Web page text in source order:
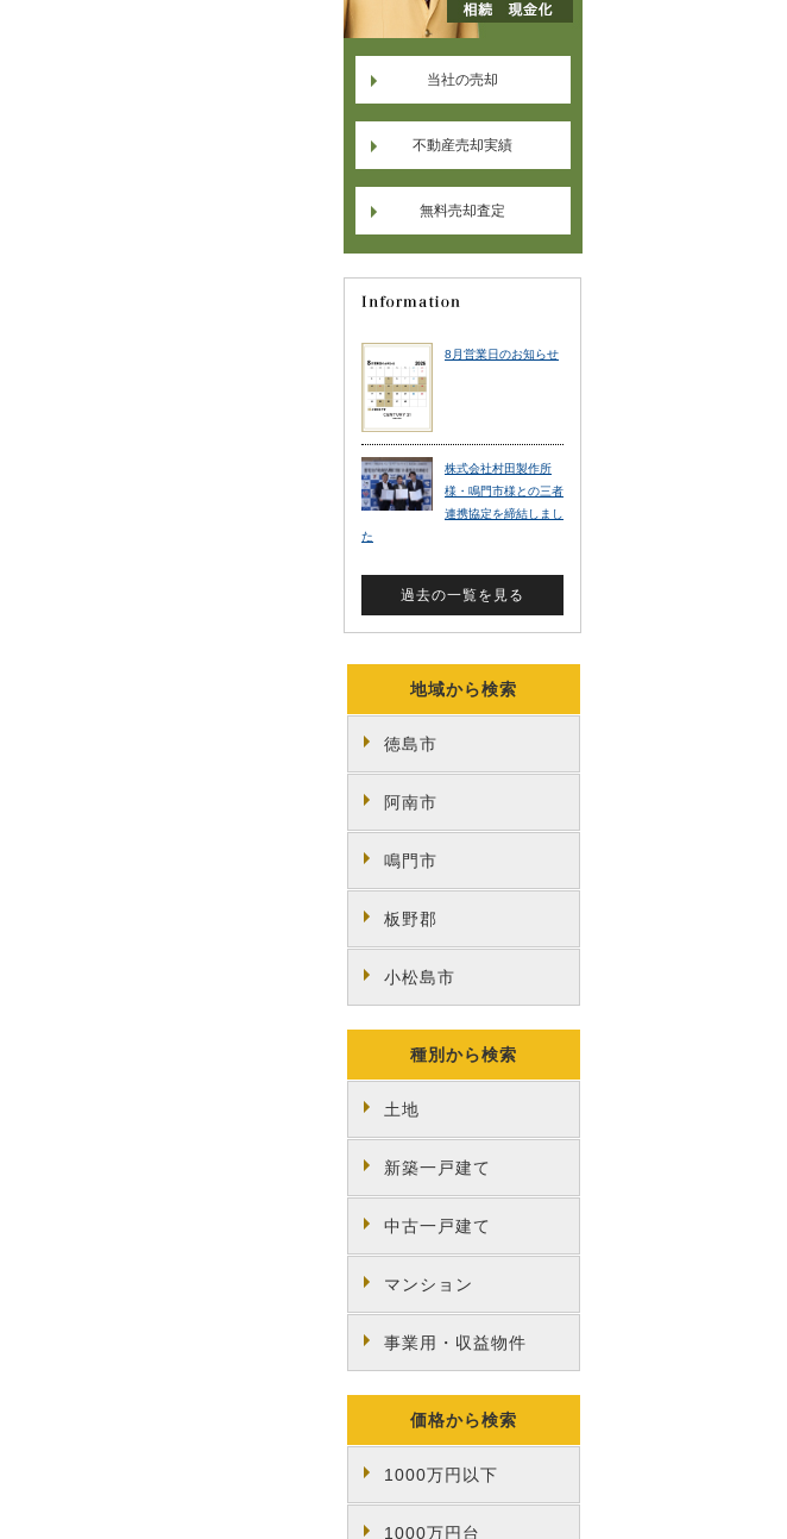
当社の売却
不動産売却実績
無料売却査定
地域から検索
徳島市
阿南市
鳴門市
板野郡
小松島市
種別から検索
土地
新築一戸建て
中古一戸建て
マンション
事業用・収益物件
価格から検索
1000万円以下
1000万円台